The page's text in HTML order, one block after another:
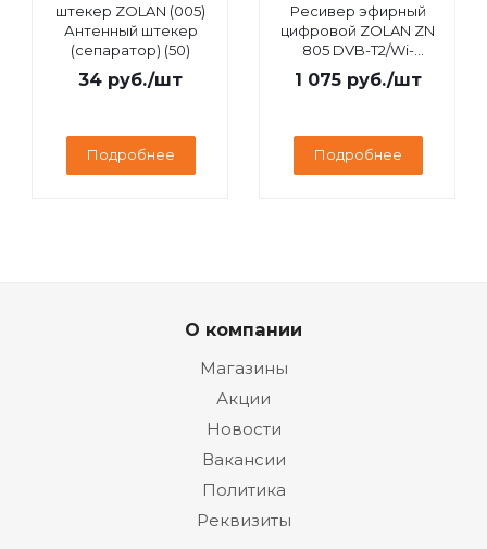
штекер ZOLAN (005)
Антенный штекер
(сепаратор) (50)
34 руб./шт
Подробнее
Ресивер эфирный
цифровой ZOLAN ZN
805 DVB-T2/Wi-
Fi/IPTV/MEGOGO/YouTube,
дисплей
1 075руб./шт
Подробнее
О компании
Магазины
Акции
Новости
Вакансии
Политика
Реквизиты